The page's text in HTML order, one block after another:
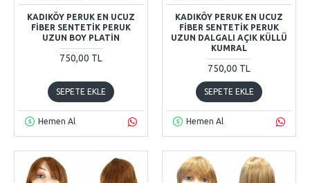
KADIKÖY PERUK EN UCUZ
FIBER SENTETIK PERUK
UZUN BOY PLATIN
750,00 TL
SEPETE EKLE
Hemen Al
KADIKÖY PERUK EN UCUZ
FIBER SENTETIK PERUK
UZUN DALGALI AÇIK KÜLLÜ
KUMRAL
750,00 TL
SEPETE EKLE
Hemen Al